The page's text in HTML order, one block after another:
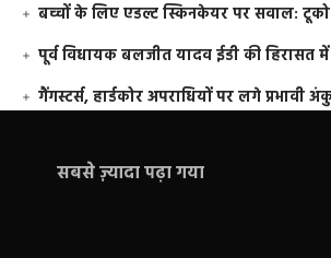
बच्चों के लिए एडल्ट स्किनकेयर पर सवाल:
पूर्व विधायक बलजीत यादव ईडी की हिरासत में
गैंगस्टर्स, हार्डकोर अपराधियों पर लगे
सबसे ज़्यादा पढ़ा गया